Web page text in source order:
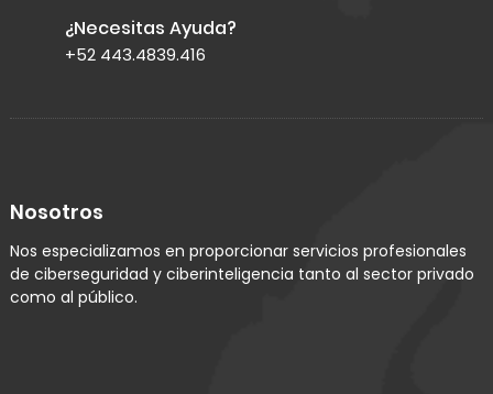
¿Necesitas Ayuda?
+52 443.4839.416
Nosotros
Nos especializamos en proporcionar servicios profesionales
de ciberseguridad y ciberinteligencia tanto al sector privado
como al público.